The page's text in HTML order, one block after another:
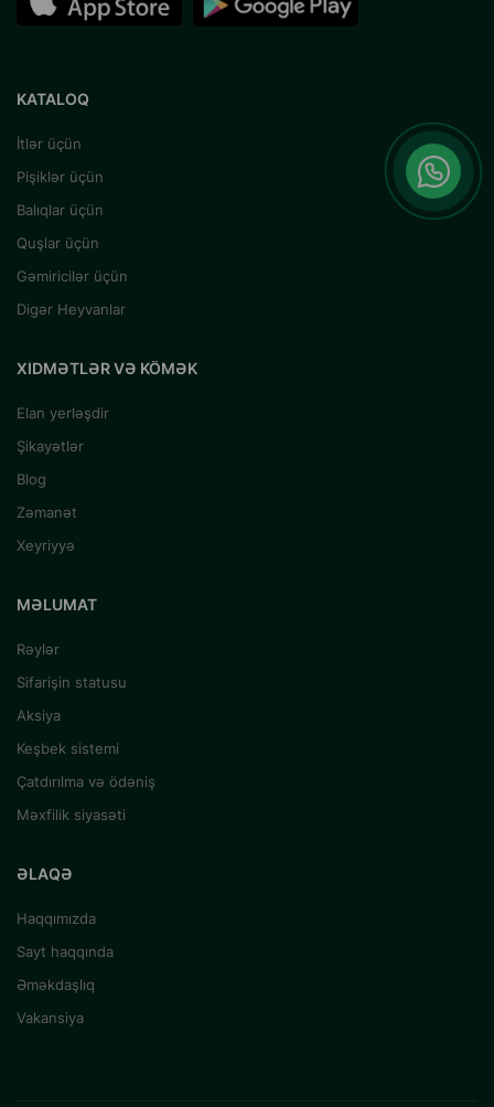
KATALOQ
İtlər üçün
Pişiklər üçün
Balıqlar üçün
Quşlar üçün
Gəmiricilər üçün
Digər Heyvanlar
XIDMƏTLƏR VƏ KÖMƏK
Elan yerləşdir
Şikayətlər
Blog
Zəmanət
Xeyriyyə
MƏLUMAT
Rəylər
Sifarişin statusu
Aksiya
Keşbek sistemi
Çatdırılma və ödəniş
Məxfilik siyasəti
ƏLAQƏ
Haqqımızda
Sayt haqqında
Əməkdaşlıq
Vakansiya